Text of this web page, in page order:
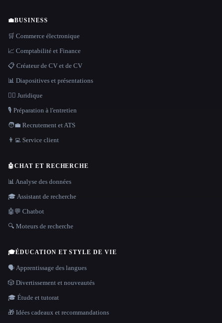
💼BUSINESS
🛒 Commerce électronique
📈 Comptabilité et Finance
📋 Créateur de CV et de CV
📊 Diapositives et présentations
👩‍⚖️ Juridique
🎙️ Préparation à l'entretien
🧑‍💼 Recrutement et ATS
👨‍💻 Service client
🤖CHAT ET RECHERCHE
📊 Analyse des données
🎓 Assistant de recherche
🤖💬 Chatbot
🔍 Moteurs de recherche
🎓ÉDUCATION ET STYLE DE VIE
🗣️ Apprentissage des langues
🎲 Divertissement et nouveautés
🎓 Étude et tutorat
🎁 Idées cadeaux et recommandations